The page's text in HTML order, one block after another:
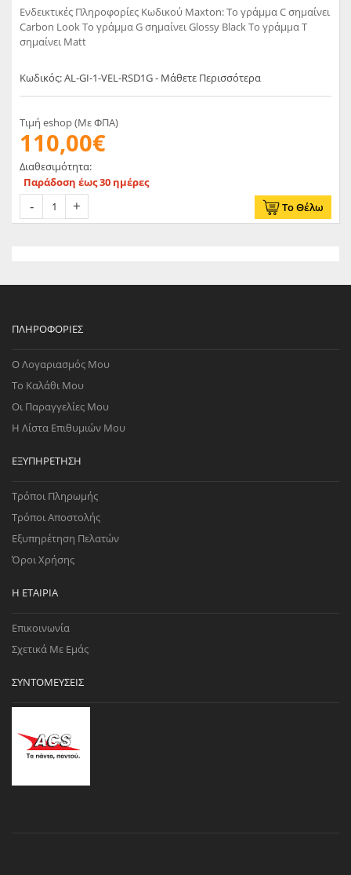
Ενδεικτικές Πληροφορίες Κωδικού Maxton: Το γράμμα C σημαίνει
Carbon Look Το γράμμα G σημαίνει Glossy Black Το γράμμα T
σημαίνει Matt
Κωδικός: AL-GI-1-VEL-RSD1G - Μάθετε Περισσότερα
Τιμή eshop (Με ΦΠΑ)
110,00€
Διαθεσιμότητα:
Παράδοση έως 30 ημέρες
Το Θέλω
ΠΛΗΡΟΦΟΡΊΕΣ
Ο Λογαριασμός Μου
Το Καλάθι Μου
Οι Παραγγελίες Μου
Η Λίστα Επιθυμιών Μου
ΕΞΥΠΗΡΈΤΗΣΗ
Τρόποι Πληρωμής
Τρόποι Αποστολής
Εξυπηρέτηση Πελατών
Όροι Χρήσης
Η ΕΤΑΙΡΊΑ
Επικοινωνία
Σχετικά Με Εμάς
ΣΥΝΤΟΜΕΎΣΕΙΣ